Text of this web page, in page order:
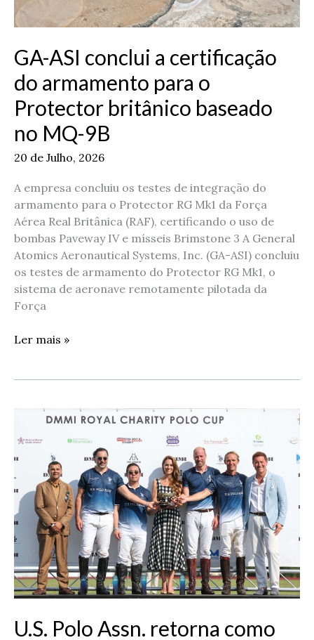
GA-ASI conclui a certificação
do armamento para o
Protector britânico baseado
no MQ-9B
20 de Julho, 2026
A empresa concluiu os testes de integração do
armamento para o Protector RG Mk1 da Força
Aérea Real Britânica (RAF), certificando o uso de
bombas Paveway IV e mísseis Brimstone 3 A General
Atomics Aeronautical Systems, Inc. (GA-ASI) concluiu
os testes de armamento do Protector RG Mk1, o
sistema de aeronave remotamente pilotada da
Força
o
Protector
baseado
no
MQ-
9B
Ler mais »
U.S. Polo Assn. retorna como
retorna
como
patrocinadora
oficial
da
Royal
Charity
Polo
Cup
de
2026